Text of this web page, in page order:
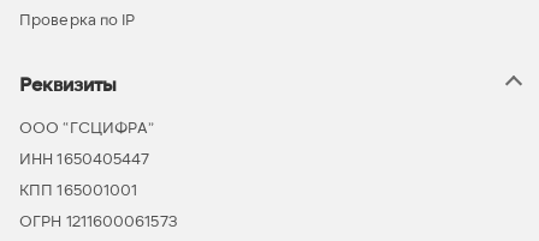
Проверка по IP
Реквизиты
ООО “ГСЦИФРА”
ИНН 1650405447
КПП 165001001
ОГРН 1211600061573